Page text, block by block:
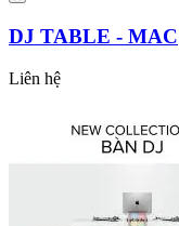
DJ TABLE - MAC
Liên hệ